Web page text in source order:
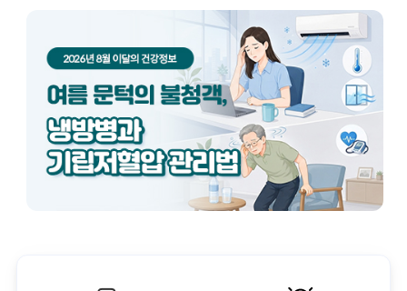
와 충분한 휴식을 통해 대부분 예방 및 관리할 수 있